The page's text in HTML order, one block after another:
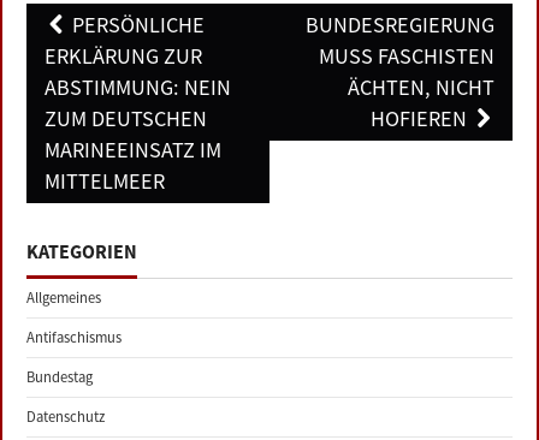
Post
navigation
PERSÖNLICHE
ERKLÄRUNG ZUR
ABSTIMMUNG: NEIN
ZUM DEUTSCHEN
MARINEEINSATZ IM
MITTELMEER
BUNDESREGIERUNG
MUSS FASCHISTEN
ÄCHTEN, NICHT
HOFIEREN
KATEGORIEN
Allgemeines
Antifaschismus
Bundestag
Datenschutz